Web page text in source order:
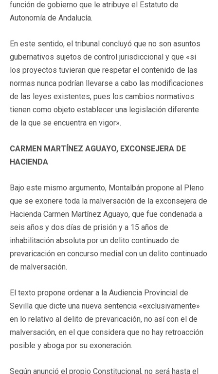
función de gobierno que le atribuye el Estatuto de
Autonomía de Andalucía.
En este sentido, el tribunal concluyó que no son asuntos
gubernativos sujetos de control jurisdiccional y que «si
los proyectos tuvieran que respetar el contenido de las
normas nunca podrían llevarse a cabo las modificaciones
de las leyes existentes, pues los cambios normativos
tienen como objeto establecer una legislación diferente
de la que se encuentra en vigor».
CARMEN MARTÍNEZ AGUAYO, EXCONSEJERA DE
HACIENDA
Bajo este mismo argumento, Montalbán propone al Pleno
que se exonere toda la malversación de la exconsejera de
Hacienda Carmen Martínez Aguayo, que fue condenada a
seis años y dos días de prisión y a 15 años de
inhabilitación absoluta por un delito continuado de
prevaricación en concurso medial con un delito continuado
de malversación.
El texto propone ordenar a la Audiencia Provincial de
Sevilla que dicte una nueva sentencia «exclusivamente»
en lo relativo al delito de prevaricación, no así con el de
malversación, en el que considera que no hay retroacción
posible y aboga por su exoneración.
Según anunció el propio Constitucional, no será hasta el